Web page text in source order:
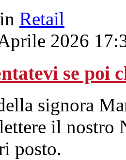
Retail
2026
se poi
signora
il nostro
posto.